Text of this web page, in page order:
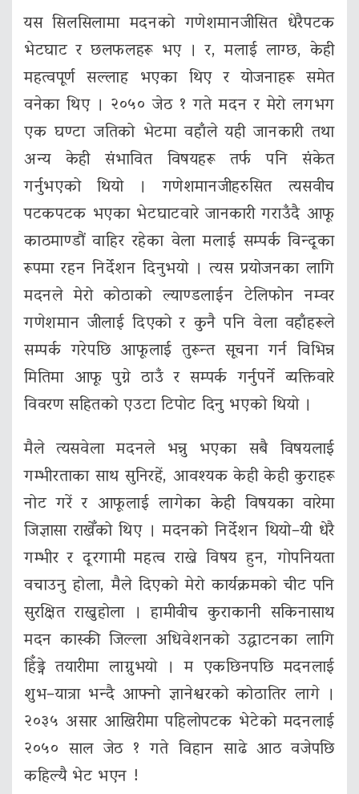
यस सिलसिलामा मदनको गणेशमानजीसित धेरैपटक
भेटघाट र छलफलहरू भए । र, मलाई लाग्छ, केही
महत्वपूर्ण सल्लाह भएका थिए र योजनाहरू समेत
वनेका थिए । २०५० जेठ १ गते मदन र मेरो लगभग
एक घण्टा जतिको भेटमा वहाँले यही जानकारी तथा
अन्य केही संभावित विषयहरू तर्फ पनि संकेत
गर्नुभएको थियो । गणेशमानजीहरुसित त्यसवीच
पटकपटक भएका भेटघाटवारे जानकारी गराउँदै आफू
काठमाण्डौं वाहिर रहेका वेला मलाई सम्पर्क विन्दूका
रूपमा रहन निर्देशन दिनुभयो । त्यस प्रयोजनका लागि
मदनले मेरो कोठाको ल्याण्डलाईन टेलिफोन नम्वर
गणेशमान जीलाई दिएको र कुनै पनि वेला वहाँहरूले
सम्पर्क गरेपछि आफूलाई तुरून्त सूचना गर्न विभिन्न
मितिमा आफू पुग्ने ठाउँ र सम्पर्क गर्नुपर्ने व्यक्तिवारे
विवरण सहितको एउटा टिपोट दिनु भएको थियो ।
मैले त्यसवेला मदनले भन्नु भएका सबै विषयलाई
गम्भीरताका साथ सुनिरहें, आवश्यक केही केही कुराहरू
नोट गरें र आफूलाई लागेका केही विषयका वारेमा
जिज्ञासा राखेँको थिए । मदनको निर्देशन थियो–यी धेरै
गम्भीर र दूरगामी महत्व राख्ने विषय हुन, गोपनियता
वचाउनु होला, मैले दिएको मेरो कार्यक्रमको चीट पनि
सुरक्षित राख्नुहोला । हामीवीच कुराकानी सकिनासाथ
मदन कास्की जिल्ला अधिवेशनको उद्घाटनका लागि
हिँड्ने तयारीमा लाग्नुभयो । म एकछिनपछि मदनलाई
शुभ–यात्रा भन्दै आफ्नो ज्ञानेश्वरको कोठातिर लागे ।
२०३५ असार आखिरीमा पहिलोपटक भेटेको मदनलाई
२०५० साल जेठ १ गते विहान साढे आठ वजेपछि
कहिल्यै भेट भएन !